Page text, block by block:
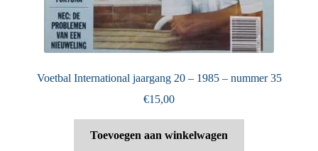
Voetbal International jaargang 20 – 1985 – nummer 35
€15,00
Toevoegen aan winkelwagen